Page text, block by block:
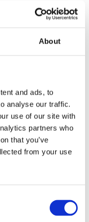
About
and ads, to
analyse our traffic.
use of our site with
partners who
that you’ve
from your use
Obligatoriska fält är